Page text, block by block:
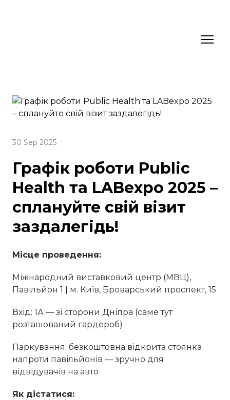
30 Sep 2025
Графік роботи Public
Health та LABexpo 2025 –
сплануйте свій візит
заздалегідь!
Місце проведення:
Міжнародний виставковий центр (МВЦ),
Павільйон 1 | м. Київ, Броварський проспект, 15
Вхід: 1А — зі сторони Дніпра (саме тут
розташований гардероб)
Паркування: безкоштовна відкрита стоянка
напроти павільйонів — зручно для
відвідувачів на авто
Як дістатися: